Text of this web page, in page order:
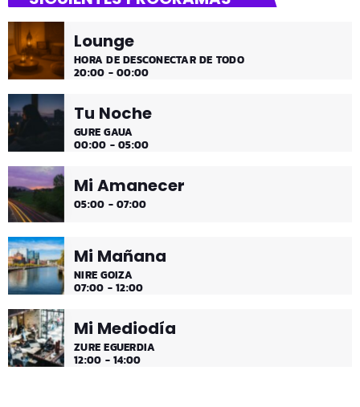
¡Toda la música!
Lounge
HORA DE DESCONECTAR DE TODO
20:00 - 00:00
Tu Noche
GURE GAUA
00:00 - 05:00
Mi Amanecer
05:00 - 07:00
Mi Mañana
NIRE GOIZA
07:00 - 12:00
Mi Mediodía
ZURE EGUERDIA
12:00 - 14:00